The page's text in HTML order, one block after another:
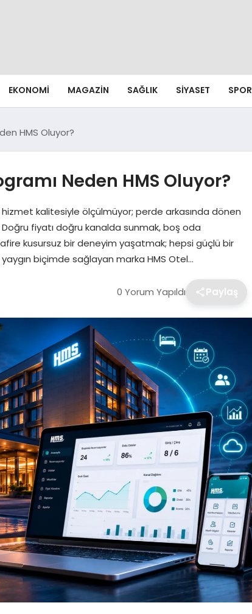
EKONOMI MAGAZIN SAĞLIK SIYASET SPOR
HMS Oluyor?
Neden HMS Oluyor?
kalitesiyle ölçülmüyor; perde arkasında dönen
fiyatı doğru kanalda sunmak, boş oda
kusursuz bir deneyim yaşatmak; hepsi güçlü bir
yaygın biçimde sağlayan marka HMS Otel…
0 Yorum Yapıldı Paylaş